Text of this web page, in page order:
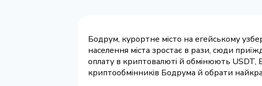
Бодрум, курортне місто на егейському
населення міста зростає в рази, сюди
оплату в криптовалюті й обмінюють USDT,
криптообмінників Бодрума й обрати